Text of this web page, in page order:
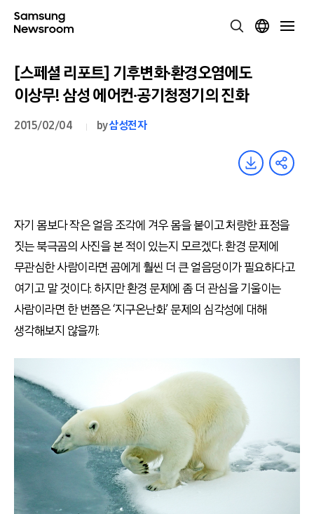
[스페셜 리포트] 기후변화·환경오염에도
이상무! 삼성 에어컨·공기청정기의 진화
2015/02/04 by삼성전자
자기 몸보다 작은 얼음 조각에 겨우 몸을 붙이고 처량한 표정을
짓는 북극곰의 사진을 본 적이 있는지 모르겠다. 환경 문제에
무관심한 사람이라면 곰에게 훨씬 더 큰 얼음덩이가 필요하다고
여기고 말 것이다. 하지만 환경 문제에 좀 더 관심을 기울이는
사람이라면 한 번쯤은 ‘지구온난화’ 문제의 심각성에 대해
생각해보지 않을까.